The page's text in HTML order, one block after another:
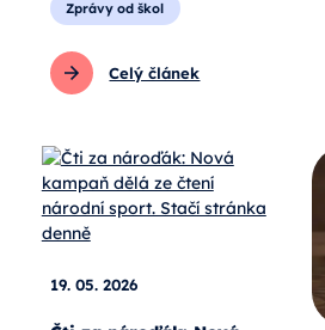
Zprávy od škol
Celý článek
19. 05. 2026